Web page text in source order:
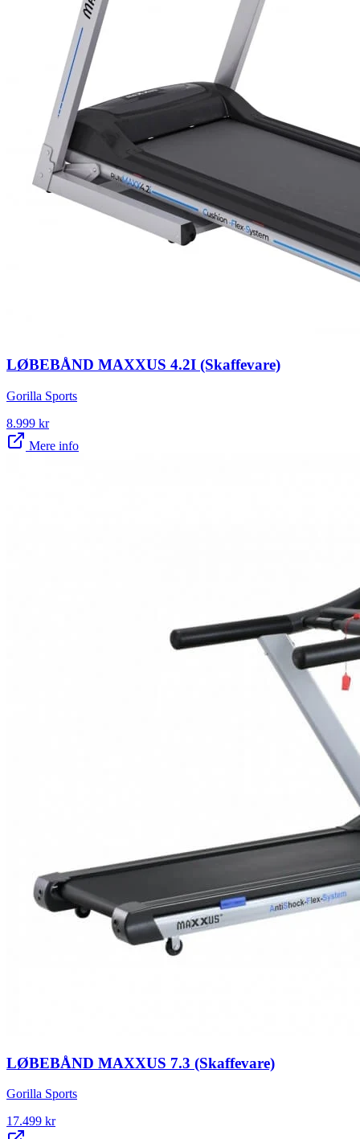
LØBEBÅND MAXXUS 4.2I (Skaffevare)
Gorilla Sports
8.999 kr
Mere info
LØBEBÅND MAXXUS 7.3 (Skaffevare)
Gorilla Sports
17.499 kr